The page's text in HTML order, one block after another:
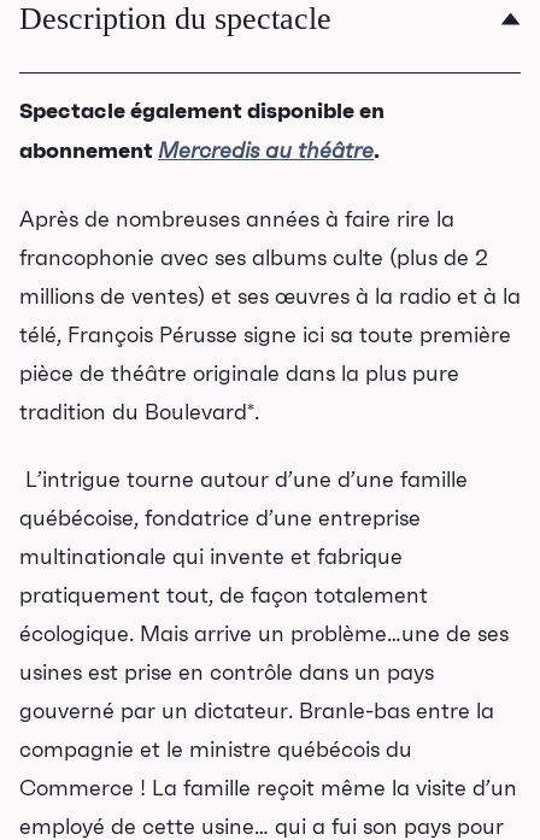
Description du spectacle
Spectacle également disponible en
abonnement Mercredis au théâtre.
Après de nombreuses années à faire rire la
francophonie avec ses albums culte (plus de 2
millions de ventes) et ses œuvres à la radio et à la
télé, François Pérusse signe ici sa toute première
pièce de théâtre originale dans la plus pure
tradition du Boulevard*.
L’intrigue tourne autour d’une d’une famille
québécoise, fondatrice d’une entreprise
multinationale qui invente et fabrique
pratiquement tout, de façon totalement
écologique. Mais arrive un problème…une de ses
usines est prise en contrôle dans un pays
gouverné par un dictateur. Branle-bas entre la
compagnie et le ministre québécois du
Commerce ! La famille reçoit même la visite d’un
employé de cette usine… qui a fui son pays pour